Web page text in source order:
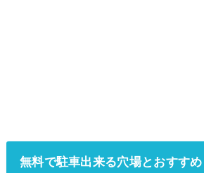
無料で駐車出来る穴場とおすすめ